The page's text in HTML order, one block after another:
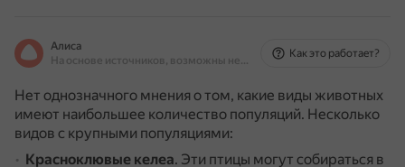
Алиса
На основе источников, возможны неточности
Как это работает?
Нет однозначного мнения о том, какие виды животных
имеют наибольшее количество популяций. Несколько
видов с крупными популяциями:
Красноклювые келеа. Эти птицы могут собираться в